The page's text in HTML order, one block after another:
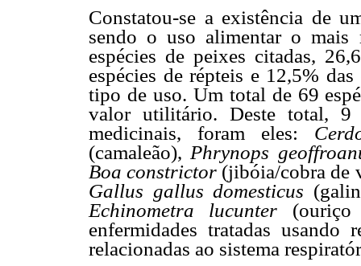
Constatou-se a existência de
sendo o uso alimentar o mais
espécies de peixes citadas,
espécies de répteis e 12,5%
tipo de uso. Um total de 69
valor utilitário. Deste total, 9
medicinais, foram eles:
(camaleão), Phrynops
Boa constrictor (jibóia/cobra de
Gallus gallus domesticus
Echinometra lucunter
enfermidades tratadas usando
relacionadas ao sistema